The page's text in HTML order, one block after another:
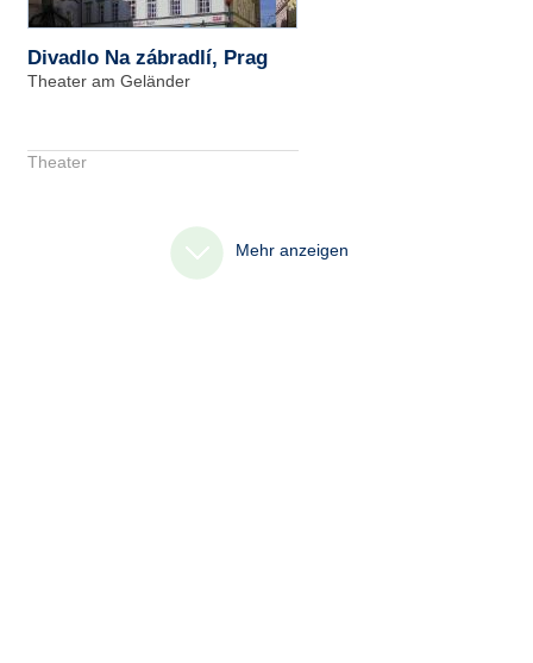
Divadlo Na zábradlí, Prag
Theater am Geländer
Theater
Mehr anzeigen